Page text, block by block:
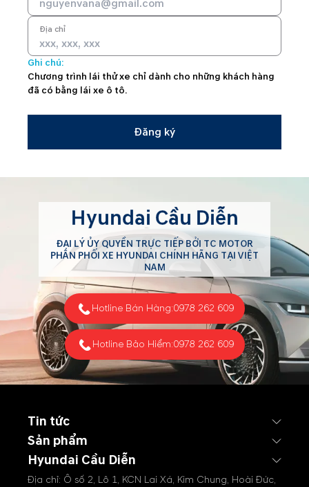
Địa chỉ
Ghi chú:
Chương trình lái thử xe chỉ dành cho những khách hàng
đã có bằng lái xe ô tô.
Đăng ký
Hyundai Cầu Diễn
ĐẠI LÝ ỦY QUYỀN TRỰC TIẾP BỞI TC MOTOR
PHÂN PHỐI XE HYUNDAI CHÍNH HÃNG TẠI VIỆT
NAM
Hotline Bán Hàng:0978 262 609
Hotline Bảo Hiểm:0978 262 609
Tin tức
Sản phẩm
Hyundai Cầu Diễn
Địa chỉ: Ô số 2, Lô 1, KCN Lai Xá, Kim Chung, Hoài Đức,